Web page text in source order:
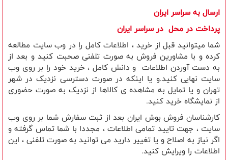
ارسال به سراسر ایران
​پرداخت در محل در سراسر ایران
شما میتوانید قبل از خرید ، اطلاعات کامل را در وب سایت مطالعه
کرده و با مشاورین فروش به صورت تلفنی صحبت کنید و بعد از
به دست آوردن اطلاعات و دانش کامل ، خرید خود را بر روی وب
سایت نهایی کنید.و یا اینکه در صورت دسترسی نزدیک در شهر
تهران و یا تمایل به مشاهده ی کالاها از نزدیک به صورت حضوری
از نمایشگاه خرید کنید.
کارشناسان فروش بوش ایران بعد از ثبت سفارش شما بر روی وب
سایت ، جهت تایید تمامی اطلاعات ، مجددا با شما تماس گرفته و
اگر نیاز به اصلاح و یا تغییر دارید می توانید به صورت تلفنی ، این
اطلاعات را ویرایش کنید.